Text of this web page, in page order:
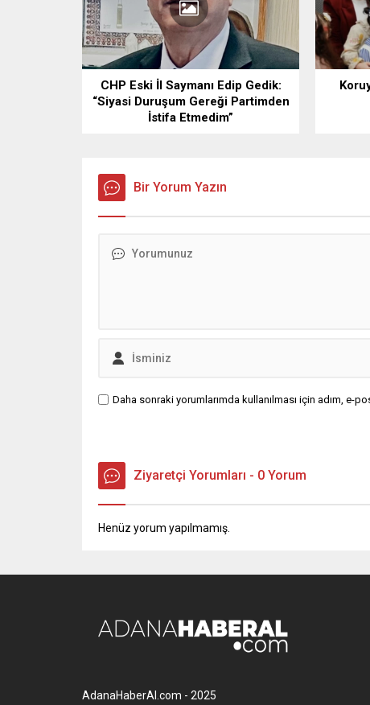
CHP Eski İl Saymanı Edip Gedik:
“Siyasi Duruşum Gereği Partimden
İstifa Etmedim”
Bir Yorum Yazın
Daha sonraki yorumlarımda kullanılması için adım, e-
Ziyaretçi Yorumları - 0 Yorum
Henüz yorum yapılmamış.
AdanaHaberAl.com - 2025